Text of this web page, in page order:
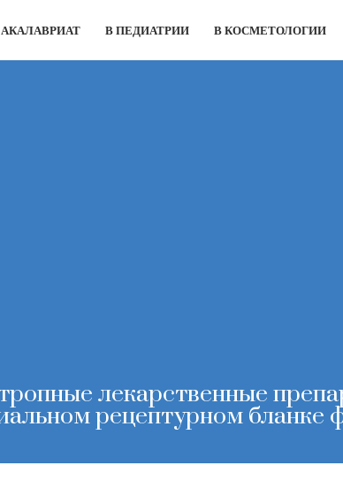
В ПЕДИАТРИИ В КОСМЕТОЛОГИИ
лекарственные
рецептурном бланке